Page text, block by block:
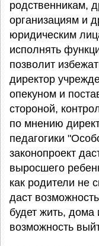
родственникам,
организациям и
юридическим
исполнять
позволит
директор
опекуном и
стороной,
по мнению
педагогики
законопроект
выросшего
как родители не
даст
будет жить, дома
возможность